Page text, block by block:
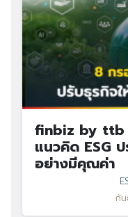
finbiz by ttb
แนวคิด ESG
อย่างมีคุณค่า
กั